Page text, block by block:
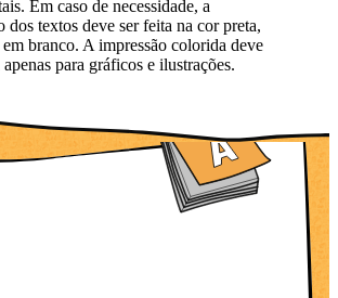
Em caso de necessidade, a
dos textos deve ser feita na cor preta,
branco. A impressão colorida deve
apenas para gráficos e ilustrações.